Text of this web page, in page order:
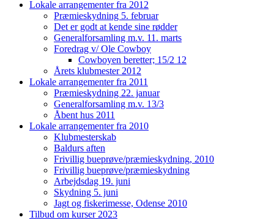
Lokale arrangementer fra 2012
Præmieskydning 5. februar
Det er godt at kende sine rødder
Generalforsamling m.v. 11. marts
Foredrag v/ Ole Cowboy
Cowboyen beretter; 15/2 12
Årets klubmester 2012
Lokale arrangementer fra 2011
Præmieskydning 22. januar
Generalforsamling m.v. 13/3
Åbent hus 2011
Lokale arrangementer fra 2010
Klubmesterskab
Baldurs aften
Frivillig bueprøve/præmieskydning, 2010
Frivillig bueprøve/præmieskydning
Arbejdsdag 19. juni
Skydning 5. juni
Jagt og fiskerimesse, Odense 2010
Tilbud om kurser 2023